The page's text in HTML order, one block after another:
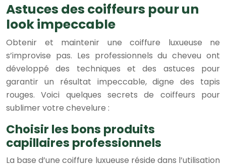
Astuces des coiffeurs pour un
look impeccable
Obtenir et maintenir une coiffure luxueuse ne
s’improvise pas. Les professionnels du cheveu ont
développé des techniques et des astuces pour
garantir un résultat impeccable, digne des tapis
rouges. Voici quelques secrets de coiffeurs pour
sublimer votre chevelure :
Choisir les bons produits
capillaires professionnels
La base d’une coiffure luxueuse réside dans l’utilisation